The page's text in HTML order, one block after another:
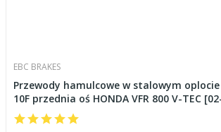
EBC BRAKES
Przewody hamulcowe w stalowym oplocie
10F przednia oś HONDA VFR 800 V-TEC